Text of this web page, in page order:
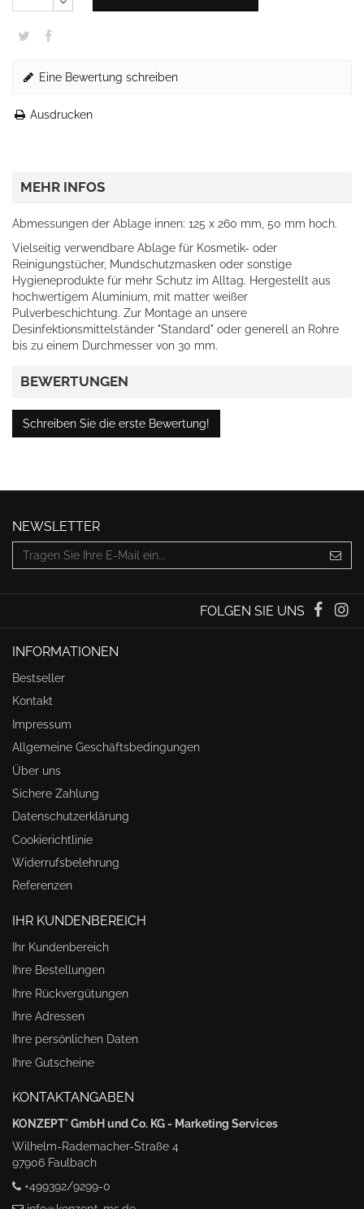
Eine Bewertung schreiben
Ausdrucken
MEHR INFOS
Abmessungen der Ablage innen: 125 x 260 mm, 50 mm hoch.
Vielseitig verwendbare Ablage für Kosmetik- oder
Reinigungstücher, Mundschutzmasken oder sonstige
Hygieneprodukte für mehr Schutz im Alltag. Hergestellt aus
hochwertigem Aluminium, mit matter weißer
Pulverbeschichtung. Zur Montage an unsere
Desinfektionsmittelständer "Standard" oder generell an Rohre
bis zu einem Durchmesser von 30 mm.
BEWERTUNGEN
Schreiben Sie die erste Bewertung!
NEWSLETTER
FOLGEN SIE UNS
INFORMATIONEN
Bestseller
Kontakt
Impressum
Allgemeine Geschäftsbedingungen
Über uns
Sichere Zahlung
Datenschutzerklärung
Cookierichtlinie
Widerrufsbelehrung
Referenzen
IHR KUNDENBEREICH
Ihr Kundenbereich
Ihre Bestellungen
Ihre Rückvergütungen
Ihre Adressen
Ihre persönlichen Daten
Ihre Gutscheine
KONTAKTANGABEN
KONZEPT° GmbH und Co. KG - Marketing Services
Wilhelm-Rademacher-Straße 4
97906 Faulbach
+499392/9299-0